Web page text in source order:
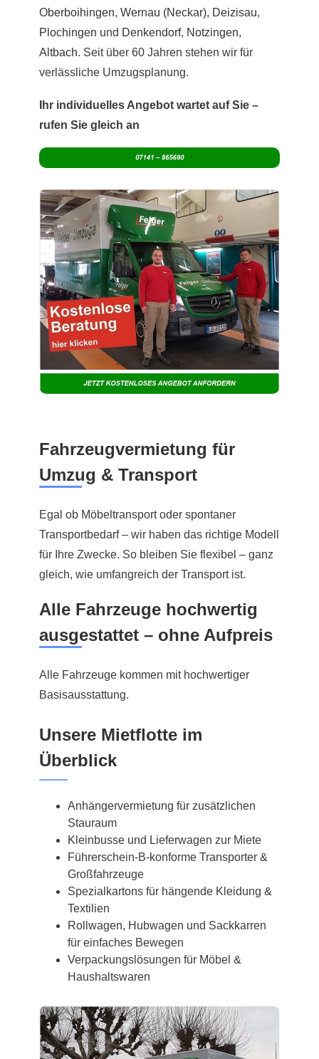
Oberboihingen, Wernau (Neckar), Deizisau,
Plochingen und Denkendorf, Notzingen,
Altbach. Seit über 60 Jahren stehen wir für
verlässliche Umzugsplanung.
Ihr individuelles Angebot wartet auf Sie –
rufen Sie gleich an
Fahrzeugvermietung für
Umzug & Transport
Egal ob Möbeltransport oder spontaner
Transportbedarf – wir haben das richtige Modell
für Ihre Zwecke. So bleiben Sie flexibel – ganz
gleich, wie umfangreich der Transport ist.
Alle Fahrzeuge hochwertig
ausgestattet – ohne Aufpreis
Alle Fahrzeuge kommen mit hochwertiger
Basisausstattung.
Unsere Mietflotte im
Überblick
Anhängervermietung für zusätzlichen
Stauraum
Kleinbusse und Lieferwagen zur Miete
Führerschein-B-konforme Transporter &
Großfahrzeuge
Spezialkartons für hängende Kleidung &
Textilien
Rollwagen, Hubwagen und Sackkarren
für einfaches Bewegen
Verpackungslösungen für Möbel &
Haushaltswaren